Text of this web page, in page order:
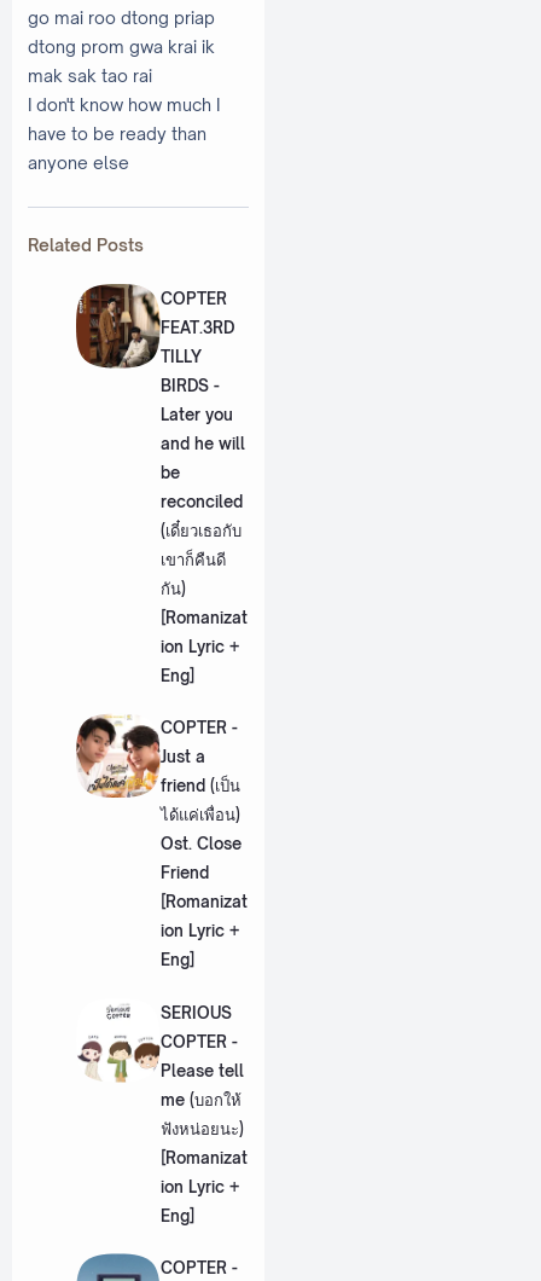
go mai roo dtong priap
dtong prom gwa krai ik
mak sak tao rai
I don't know how much I
have to be ready than
anyone else
Related Posts
COPTER
FEAT.3RD
TILLY
BIRDS -
Later you
and he will
be
reconciled
(เดี๋ยวเธอกับ
เขาก็คืนดี
กัน)
[Romanizat
ion Lyric +
Eng]
COPTER -
Just a
friend (เป็น
ได้แค่เพื่อน)
Ost. Close
Friend
[Romanizat
ion Lyric +
Eng]
SERIOUS
COPTER -
Please tell
me (บอกให้
ฟังหน่อยนะ)
[Romanizat
ion Lyric +
Eng]
COPTER -